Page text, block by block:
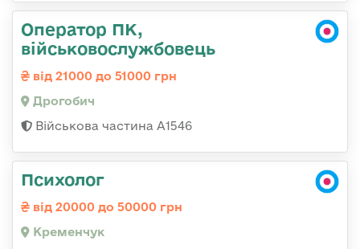
Оператор ПК,
військовослужбовець
від 21000 до 51000 грн
Дрогобич
Військова частина А1546
Психолог
від 20000 до 50000 грн
Кременчук